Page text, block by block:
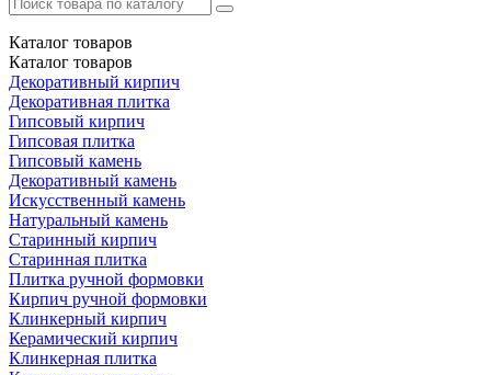
Каталог товаров
Каталог товаров
Декоративный кирпич
Декоративная плитка
Гипсовый кирпич
Гипсовая плитка
Гипсовый камень
Декоративный камень
Искусственный камень
Натуральный камень
Старинный кирпич
Старинная плитка
Плитка ручной формовки
Кирпич ручной формовки
Клинкерный кирпич
Керамический кирпич
Клинкерная плитка